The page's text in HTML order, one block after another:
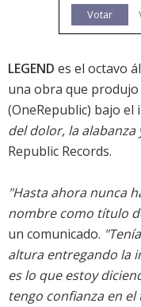
Votar
LEGEND es el octavo
una obra que
(OneRepublic) bajo el
del dolor, la alabanza
Republic Records.
"Hasta ahora nunca
nombre como título
un comunicado.
altura entregando la
es lo que estoy
tengo confianza en